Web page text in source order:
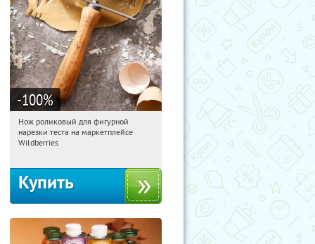
-100%
10:53:12 Получили:
Россия
Нож роликовый для фигурной
нарезки теста на маркетплейсе
Wildberries
Купить